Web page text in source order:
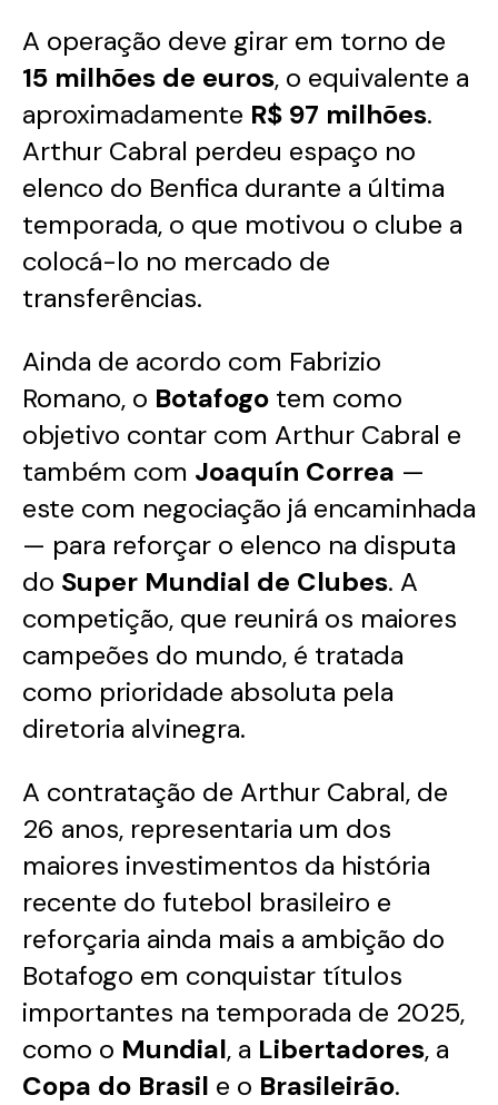
A operação deve girar em torno de
15 milhões de euros, o equivalente a
aproximadamente R$ 97 milhões.
Arthur Cabral perdeu espaço no
elenco do Benfica durante a última
temporada, o que motivou o clube a
colocá-lo no mercado de
transferências.
Ainda de acordo com Fabrizio
Romano, o Botafogo tem como
objetivo contar com Arthur Cabral e
também com Joaquín Correa —
este com negociação já encaminhada
— para reforçar o elenco na disputa
do Super Mundial de Clubes. A
competição, que reunirá os maiores
campeões do mundo, é tratada
como prioridade absoluta pela
diretoria alvinegra.
A contratação de Arthur Cabral, de
26 anos, representaria um dos
maiores investimentos da história
recente do futebol brasileiro e
reforçaria ainda mais a ambição do
Botafogo em conquistar títulos
importantes na temporada de 2025,
como o Mundial, a Libertadores, a
Copa do Brasil e o Brasileirão.